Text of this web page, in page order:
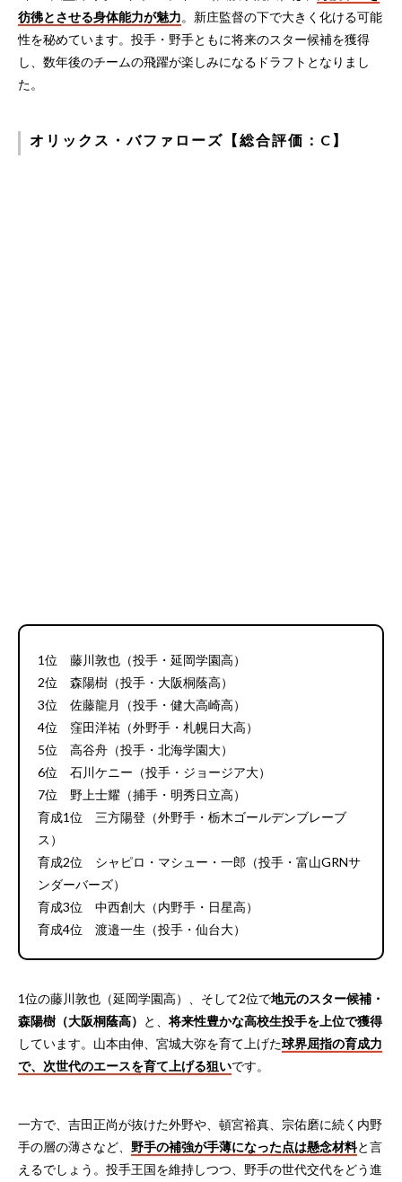
彷彿とさせる身体能力が魅力。新庄監督の下で大きく化ける可能
性を秘めています。投手・野手ともに将来のスター候補を獲得
し、数年後のチームの飛躍が楽しみになるドラフトとなりまし
た。
オリックス・バファローズ【総合評価：C】
1位 藤川敦也（投手・延岡学園高）
2位 森陽樹（投手・大阪桐蔭高）
3位 佐藤龍月（投手・健大高崎高）
4位 窪田洋祐（外野手・札幌日大高）
5位 高谷舟（投手・北海学園大）
6位 石川ケニー（投手・ジョージア大）
7位 野上士耀（捕手・明秀日立高）
育成1位 三方陽登（外野手・栃木ゴールデンブレーブ
ス）
育成2位 シャピロ・マシュー・一郎（投手・富山GRNサ
ンダーバーズ）
育成3位 中西創大（内野手・日星高）
育成4位 渡邉一生（投手・仙台大）
1位の藤川敦也（延岡学園高）、そして2位で地元のスター候補・
森陽樹（大阪桐蔭高） と、将来性豊かな高校生投手を上位で獲得
しています。山本由伸、宮城大弥を育て上げた球界屈指の育成力
で、次世代のエースを育て上げる狙いです。
一方で、吉田正尚が抜けた外野や、頓宮裕真、宗佑磨に続く内野
手の層の薄さなど、 野手の補強が手薄になった点は懸念材料と言
えるでしょう。投手王国を維持しつつ、野手の世代交代をどう進